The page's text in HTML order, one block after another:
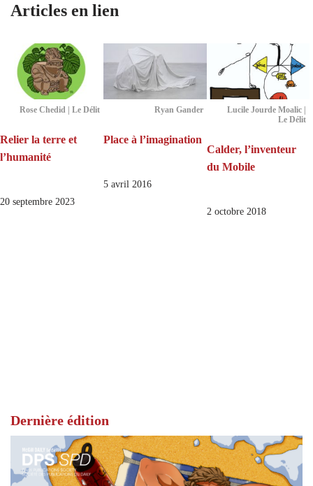
Articles en lien
Rose Chedid | Le Délit
Relier la terre et
l’humanité
20 septembre 2023
Ryan Gander
Place à l’imagination
5 avril 2016
Lucile Jourde Moalic |
Le Délit
Calder, l’inventeur
du Mobile
2 octobre 2018
Dernière édition